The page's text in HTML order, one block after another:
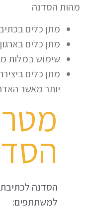
מהות הסדנה
מתן כלים
מתן כלים
שימוש במלות
מתן כלים
יותר מאשר
הסדנה
למשתתפים: